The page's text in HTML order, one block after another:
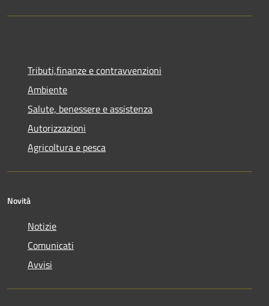
Tributi,finanze e contravvenzioni
Ambiente
Salute, benessere e assistenza
Autorizzazioni
Agricoltura e pesca
Novità
Notizie
Comunicati
Avvisi